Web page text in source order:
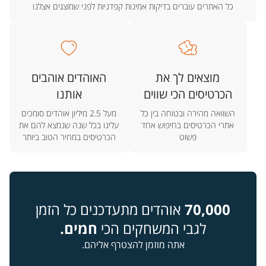
כל האתרים עוברים בדיקות אמינות קפדניות לפני שמוצגים אצלנו
מוצאים לך את
הכרטיסים הכי שווים
השוואה מהירה ובטוחה בין כל
אתרי הכרטיסים בחיפוש אחד
פשוט
האוהדים אוהבים
אותנו
מעל 2.5 מיליון אוהדים סומכים
עלינו בכל שנה שנמצא להם את
הכרטיסים במחיר הטוב ביותר
70,000 אוהדים מתעדכנים כל הזמן
לגבי המשחקים הכי חמים.
אתה מוזמן להצטרף אליהם.